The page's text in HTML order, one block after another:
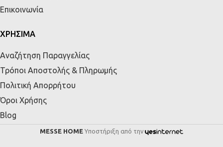
Επικοινωνία
ΧΡΗΣΙΜΑ
Αναζήτηση Παραγγελίας
Τρόποι Αποστολής & Πληρωμής
Πολιτική Απορρήτου
Όροι Χρήσης
Blog
MESSE HOME Υποστήριξη από την